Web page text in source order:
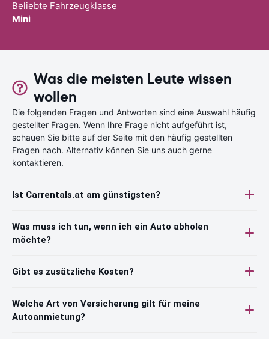
Beliebte Fahrzeugklasse
Mini
Was die meisten Leute wissen
wollen
Die folgenden Fragen und Antworten sind eine Auswahl häufig
gestellter Fragen. Wenn Ihre Frage nicht aufgeführt ist,
schauen Sie bitte auf der Seite mit den häufig gestellten
Fragen nach. Alternativ können Sie uns auch gerne
kontaktieren.
Ist Carrentals.at am günstigsten?
Was muss ich tun, wenn ich ein Auto abholen
möchte?
Gibt es zusätzliche Kosten?
Welche Art von Versicherung gilt für meine
Autoanmietung?